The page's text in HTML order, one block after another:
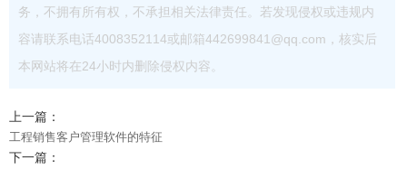
务，不拥有所有权，不承担相关法律责任。若发现侵权或违规内
容请联系电话4008352114或邮箱442699841@qq.com，核实后
本网站将在24小时内删除侵权内容。
上一篇：
工程销售客户管理软件的特征
下一篇：